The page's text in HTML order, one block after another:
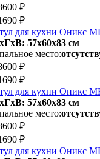
₽
₽
для кухни Оникс
57х60x83 см
место:
₽
₽
для кухни Оникс
57х60x83 см
место:
₽
₽
для кухни Оникс